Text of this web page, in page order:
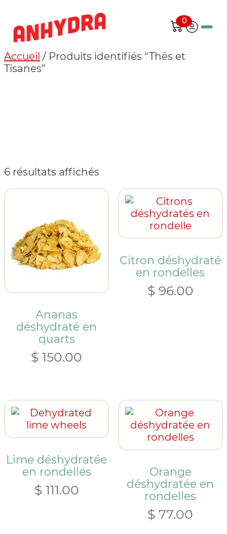
0
Accueil / Produits identifiés “Thés et
Tisanes”
6 résultats affichés
Ananas
déshydraté en
quarts
$ 150.00
Citron déshydraté
en rondelles
$96.00
Lime déshydratée
en rondelles
$111.00
Orange
déshydratée en
rondelles
$ 77.00